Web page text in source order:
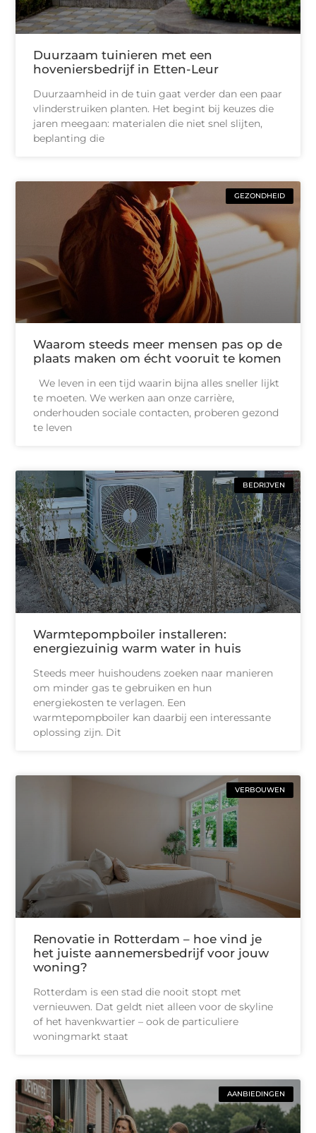
Duurzaam tuinieren met een
hoveniersbedrijf in Etten-Leur
Duurzaamheid in de tuin gaat verder dan een paar
vlinderstruiken planten. Het begint bij keuzes die
jaren meegaan: materialen die niet snel slijten,
beplanting die
GEZONDHEID
Waarom steeds meer mensen pas op de
plaats maken om écht vooruit te komen
We leven in een tijd waarin bijna alles sneller lijkt
te moeten. We werken aan onze carrière,
onderhouden sociale contacten, proberen gezond
te leven
BEDRIJVEN
Warmtepompboiler installeren:
energiezuinig warm water in huis
Steeds meer huishoudens zoeken naar manieren
om minder gas te gebruiken en hun
energiekosten te verlagen. Een
warmtepompboiler kan daarbij een interessante
oplossing zijn. Dit
VERBOUWEN
Renovatie in Rotterdam – hoe vind je
het juiste aannemersbedrijf voor jouw
woning?
Rotterdam is een stad die nooit stopt met
vernieuwen. Dat geldt niet alleen voor de skyline
of het havenkwartier – ook de particuliere
woningmarkt staat
AANBIEDINGEN